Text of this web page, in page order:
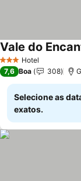
3 EstrelasHotel
Vale do
7,6 Boa 308
Selecione as
exatos.